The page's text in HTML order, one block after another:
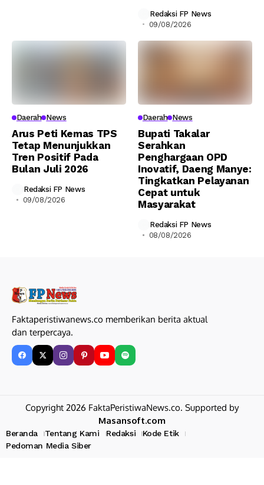
Redaksi FP News
09/08/2026
Daerah News
Arus Peti Kemas TPS
Tetap Menunjukkan
Tren Positif Pada
Bulan Juli 2026
Redaksi FP News
09/08/2026
Daerah News
Bupati Takalar
Serahkan
Penghargaan OPD
Inovatif, Daeng Manye:
Tingkatkan Pelayanan
Cepat untuk
Masyarakat
Redaksi FP News
08/08/2026
Faktaperistiwanews.co memberikan berita aktual
dan terpercaya.
Copyright 2026 FaktaPeristiwaNews.co. Supported by
Masansoft.com
Beranda Tentang Kami Redaksi
Kode Etik
Pedoman Media Siber